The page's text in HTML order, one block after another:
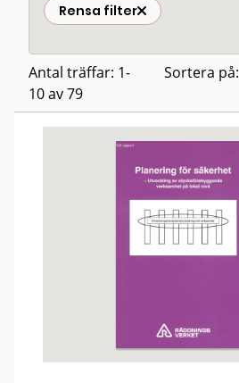
Rensa filter
Antal träffar: 1-
10 av 79
Sortera på: